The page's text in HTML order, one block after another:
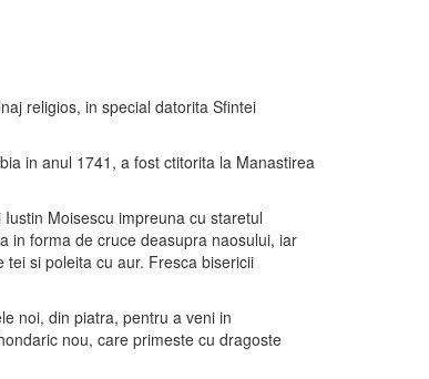
religios, in special datorita Sfintei
in anul 1741, a fost ctitorita la Manastirea
Moisescu impreuna cu staretul
in forma de cruce deasupra naosului, iar
si poleita cu aur. Fresca bisericii
noi, din piatra, pentru a veni in
nou, care primeste cu dragoste